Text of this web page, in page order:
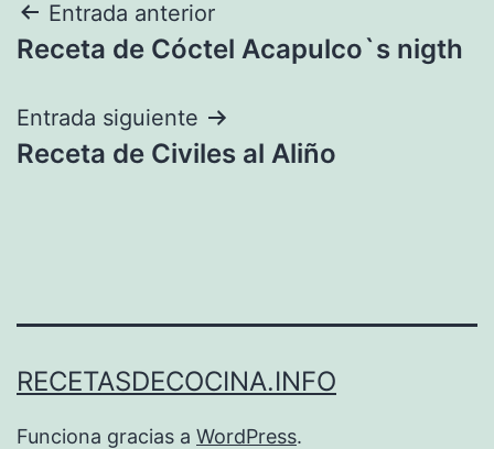
Navegación
de
entradas
Entrada anterior
Receta de Cóctel Acapulco`s nigth
Entrada siguiente
Receta de Civiles al Aliño
RECETASDECOCINA.INFO
Funciona gracias a WordPress.